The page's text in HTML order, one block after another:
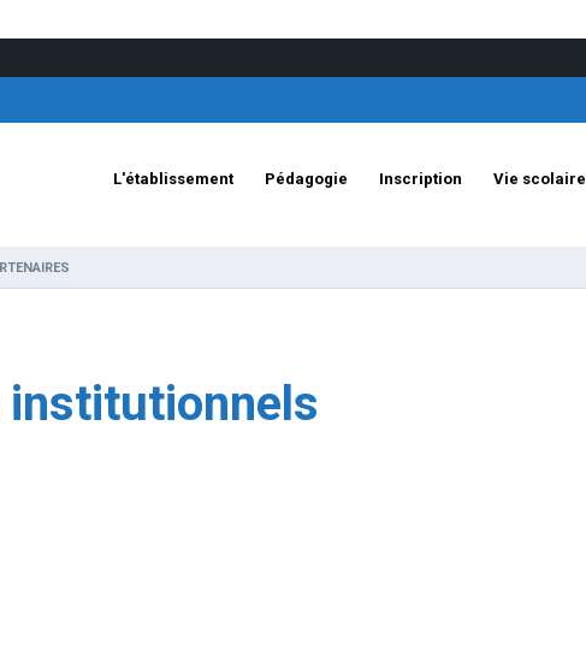
L'établissement Pédagogie Inscription Vie scolaire
institutionnels